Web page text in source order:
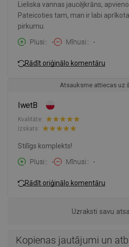
Lieliska vannas jaucējkrāns,
Pateicoties tam, man ir labi
pirkumu.
Plusi:
- Mīnusi: -
Rādīt oriģinālo komentāru
Atsauksme attiecas uz
IwetB
Kvalitāte:
Izskats:
Stilīgs komplekts!
Plusi:
- Mīnusi: -
Rādīt oriģinālo komentāru
Uzraksti savu
Kopienas jautājumi un